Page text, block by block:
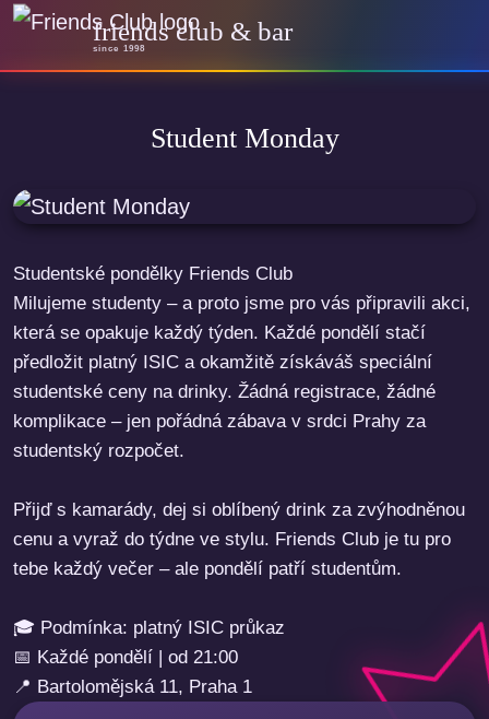
friends club & bar
since 1998
Student Monday
Studentské pondělky Friends Club
Milujeme studenty – a proto jsme pro vás připravili akci,
která se opakuje každý týden. Každé pondělí stačí
předložit platný ISIC a okamžitě získáváš speciální
studentské ceny na drinky. Žádná registrace, žádné
komplikace – jen pořádná zábava v srdci Prahy za
studentský rozpočet.
Přijď s kamarády, dej si oblíbený drink za zvýhodněnou
cenu a vyraž do týdne ve stylu. Friends Club je tu pro
tebe každý večer – ale pondělí patří studentům.
🎓 Podmínka: platný ISIC průkaz
📅 Každé pondělí | od 21:00
📍 Bartolomějská 11, Praha 1